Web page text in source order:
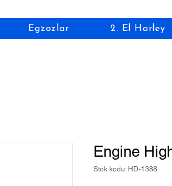
Egzozlar 2. El Harley
Engine
Stok kodu: HD-1388